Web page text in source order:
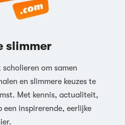
slimmer
om samen
en slimmere keuzes te
Met kennis, actualiteit,
inspirerende, eerlijke